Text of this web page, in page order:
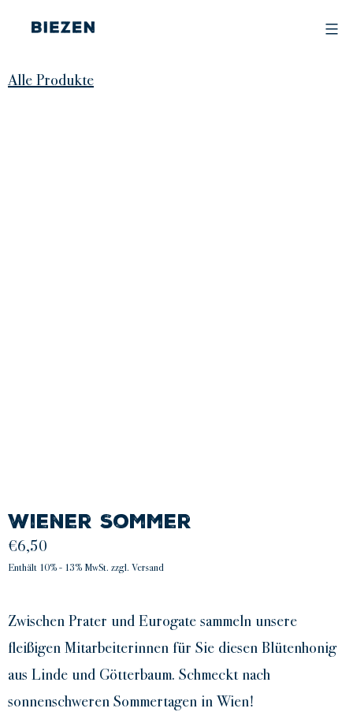
BIEZEN
Alle Produkte
Wiener Sommer
€6,50
Enthält 10% - 13% MwSt. zzgl. Versand
Zwischen Prater und Eurogate sammeln unsere
fleißigen Mitarbeiterinnen für Sie diesen Blütenhonig
aus Linde und Götterbaum. Schmeckt nach
sonnenschweren Sommertagen in Wien!